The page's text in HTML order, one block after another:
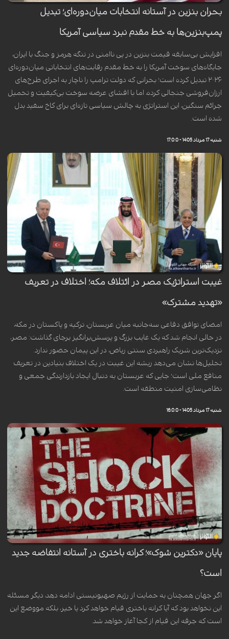
بحران بنزین در آستانه انتخابات میان‌دوره‌ای؛ تبدیل
پمپ‌بنزین‌ها به خط مقدم نبرد سیاسی آمریکا
افزایش بی‌سابقه قیمت بنزین در پی ناامنی در تنگه هرمز و جنگ با ایران،
جایگاه‌های سوخت آمریکا را به خط مقدم رقابت‌های انتخاباتی میان‌دوره‌ای
۲۰۲۶ تبدیل کرده است؛ بحرانی که دولت ترامپ را ناچار به اجرای طرح‌های
ارزان‌فروشی جنجالی کرده، اما با افشای عرضه سوخت بی‌کیفیت و تحمیل
جرائم سنگین، این استراتژی به چالش سیاسی تازه‌ای برای کاخ سفید بدل
شده است.
شنبه 17 مرداد 1405 - 17:0:0
غیبت استراتژیک مصر در ائتلاف مکه؛ اختلاف در تعریف
«تهدید مشترک»
امضای توافق دفاعی سه‌جانبه میان عربستان، ترکیه و پاکستان در مکه،
در حالی انجام شد که یک غایب بزرگ و پرسش‌برانگیز برجای گذاشت: مصر،
نزدیک‌ترین شریک راهبردی سنتی ریاض، در این پیمان حضور ندارد.
تحلیل‌ها نشان می‌دهد ریشه این غیبت در یک اختلاف بنیادین در تعریف
منافع ملی است؛ جایی که عربستان به دنبال ایجاد بازدارندگی جمعی و
نظامی‌سازی امنیت منطقه است.
شنبه 17 مرداد 1405 - 16:0:0
پایان «دکترین شوک»؛ کرانه باختری در آستانه انتفاضه‌ جدید
است؟
اگر جهان همچنان به حمایت از رژیم صهیونیستی ادامه دهد، دیگر مسئله
این نخواهد بود که آیا کرانه باختری قیام خواهد کرد یا خیر، بلکه مووضع این
است که جرقه این قیام از کجا آغاز خواهد شد.